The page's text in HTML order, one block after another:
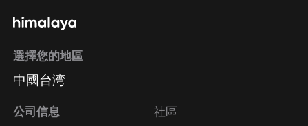
選擇您的地區
中國台湾
公司信息 社區